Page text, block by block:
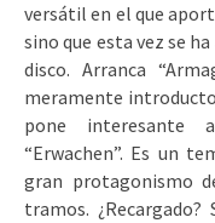
versátil en el que
sino que esta vez se
disco. Arranca
meramente
pone interesante
“Erwachen”. Es un
gran protagonismo
tramos.